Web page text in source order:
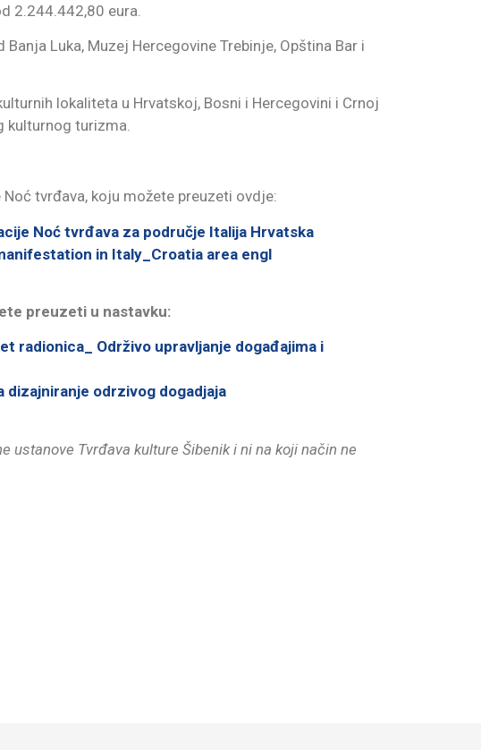
2.244.442,80 eura.
Luka, Muzej Hercegovine Trebinje, Opština Bar i
lokaliteta u Hrvatskoj, Bosni i Hercegovini i Crnoj
kulturnog turizma.
tvrđava, koju možete preuzeti ovdje:
Noć tvrđava za područje Italija Hrvatska
in Italy_Croatia area engl
preuzeti u nastavku:
radionica_ Održivo upravljanje događajima i
dizajniranje odrzivog dogadjaja
ustanove Tvrđava kulture Šibenik i ni na koji način ne